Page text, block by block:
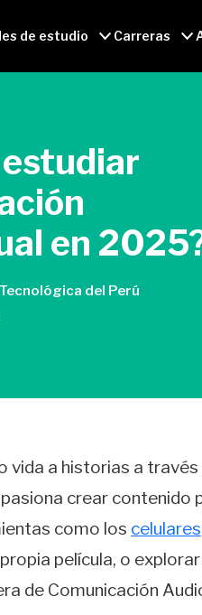
de estudio Carreras
en
del Perú
vida a historias a
crear contenido
como los celulares
película, o
de Comunicación